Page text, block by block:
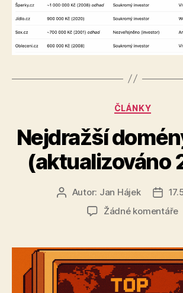
Rubriky
ČLÁNKY
Nejdražší
(aktualizováno
Autor
příspěvku
Autor: Jan Hájek
Žádné komentářeu